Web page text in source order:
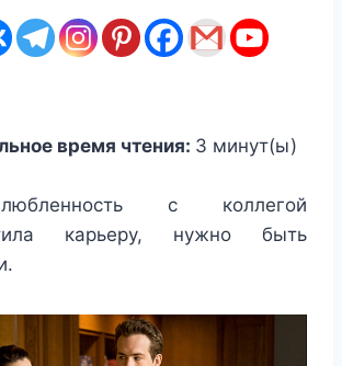
время чтения: 3 минут(ы)
с коллегой
карьеру, нужно быть